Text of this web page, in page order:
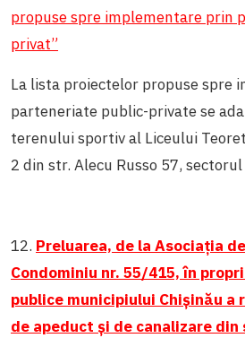
propuse spre implementare prin
privat”
La lista proiectelor propuse spre
parteneriate public-private se
terenului sportiv al Liceului
2 din str. Alecu Russo 57, sectorul
12. Preluarea, de la Asociația
Condominiu nr. 55/415, în
publice municipiului Chișinău
de apeduct și de canalizare din